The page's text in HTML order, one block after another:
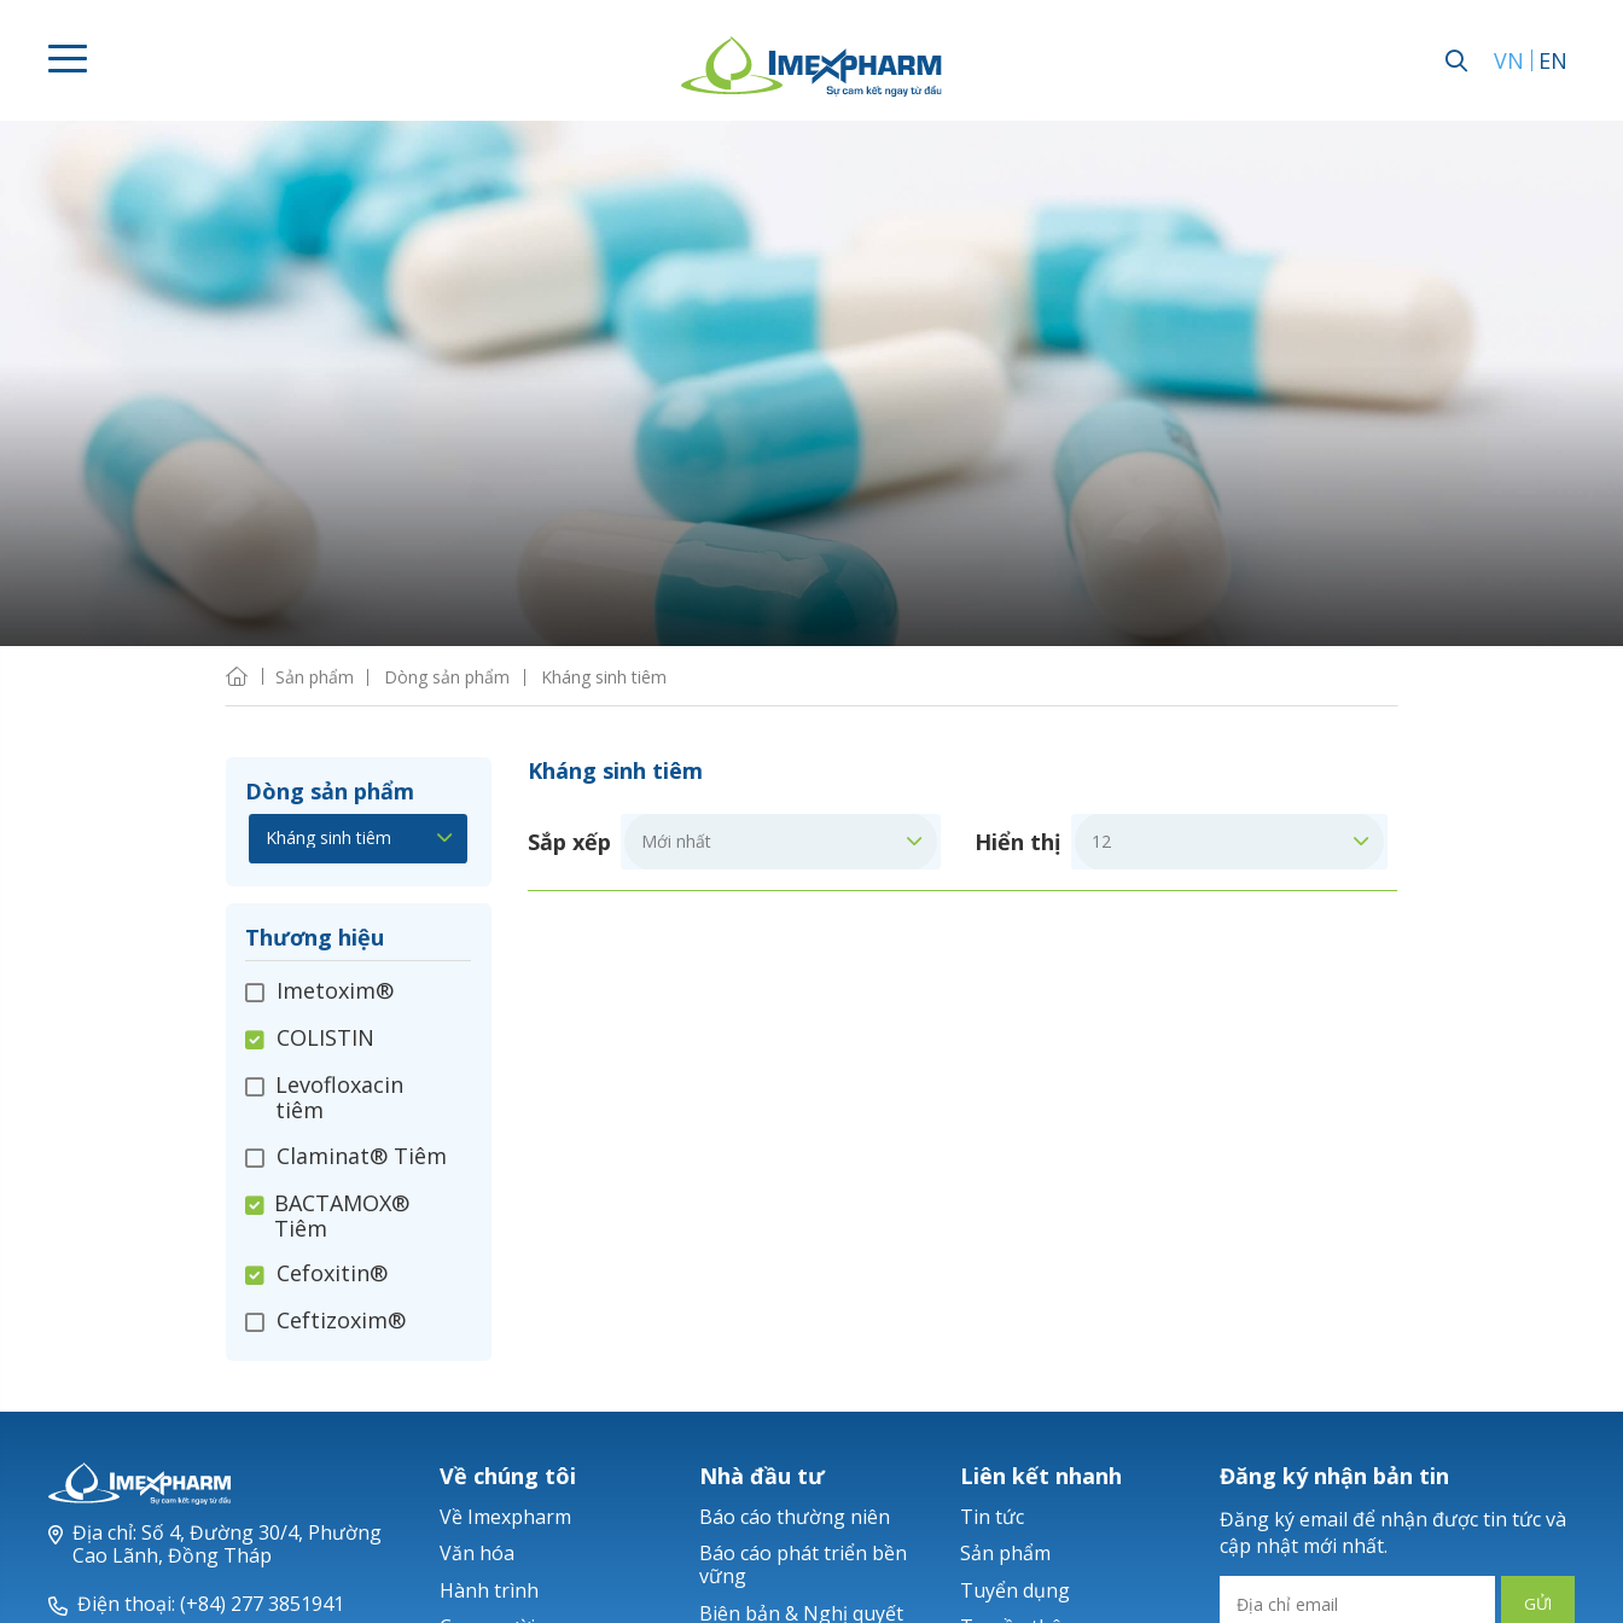
VN EN
Sản phẩm Dòng sản phẩm Kháng sinh tiêm
Dòng sản phẩm
Thương hiệu
Imetoxim®
COLISTIN
Levofloxacin
tiêm
Claminat® Tiêm
BACTAMOX®
Tiêm
Cefoxitin®
Ceftizoxim®
Nerusyn®
Ticarlinat®
Zobacta®
Kháng sinh tiêm
Sắp xếp Hiển thị
Địa chỉ: Số 4, Đường 30/4, Phường
Cao Lãnh, Đồng Tháp
Điện thoại: (+84) 277 3851941
Về chúng tôi
Về Imexpharm
Văn hóa
Hành trình
Nhà đầu tư
Báo cáo thường niên
Báo cáo phát triển bền
vững
Biên bản & Nghị quyết
Liên kết nhanh
Tin tức
Sản phẩm
Tuyển dụng
Đăng ký nhận bản tin
Đăng ký email để nhận được tin tức và
cập nhật mới nhất.
GỬI